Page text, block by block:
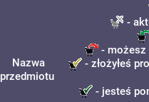
Nazwa
przedmiotu
-
- możesz
- złożyłeś
- jesteś